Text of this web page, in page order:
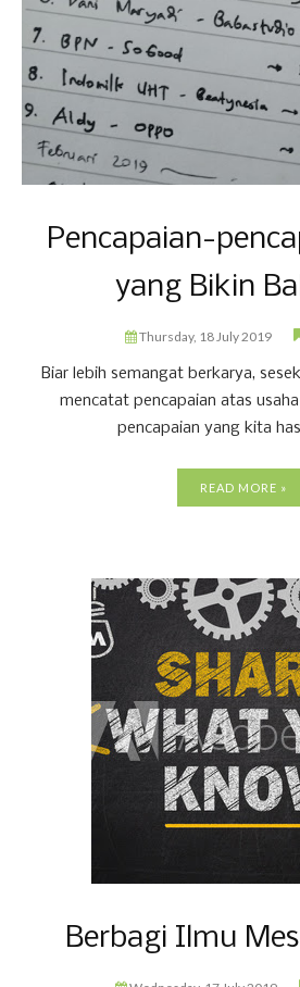
Pencapaian-
yang Bikin
Thursday, 18 July 2019
Biar lebih semangat berkarya,
mencatat pencapaian atas
pencapaian yang kita
READ MORE »
Berbagi Ilmu